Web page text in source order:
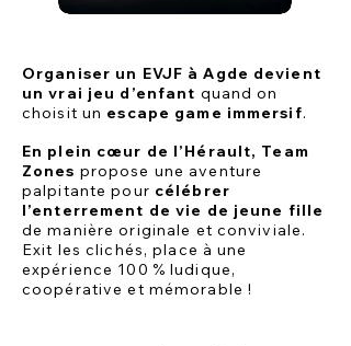
Organiser un EVJF à Agde devient
un vrai jeu d’enfant quand on
choisit un escape game immersif.
En plein cœur de l’Hérault, Team
Zones propose une aventure
palpitante pour célébrer
l’enterrement de vie de jeune fille
de manière originale et conviviale.
Exit les clichés, place à une
expérience 100 % ludique,
coopérative et mémorable !